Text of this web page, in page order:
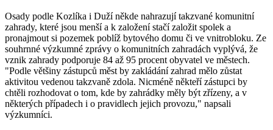
Osady podle Kozlíka i Duží někde nahrazují takzvané komunitní
zahrady, které jsou menší a k založení stačí založit spolek a
pronajmout si pozemek poblíž bytového domu či ve vnitrobloku. Ze
souhrnné výzkumné zprávy o komunitních zahradách vyplývá, že
vznik zahrady podporuje 84 až 95 procent obyvatel ve městech.
"Podle většiny zástupců měst by zakládání zahrad mělo zůstat
aktivitou vedenou takzvaně zdola. Nicméně někteří zástupci by
chtěli rozhodovat o tom, kde by zahrádky měly být zřízeny, a v
některých případech i o pravidlech jejich provozu," napsali
výzkumníci.